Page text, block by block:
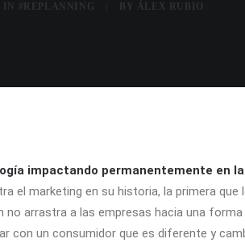
IN #REPLANNING BY ÁLEX RUBIO
impactando permanentemente en
el marketing en su historia, la primera
no arrastra a las empresas hacia una
con un consumidor que es diferente y